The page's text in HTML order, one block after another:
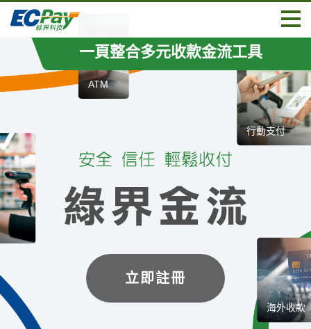
ATM
行動支付
海外收款
立即註冊
一頁整合多元收款金流工具